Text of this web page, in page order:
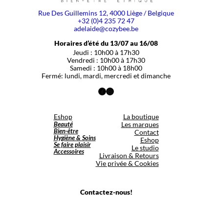
Rue Des Guillemins 12, 4000 Liège / Belgique
+32 (0)4 235 72 47
adelaide@cozybee.be
Horaires d’été du 13/07 au 16/08
Jeudi : 10h00 à 17h30
Vendredi : 10h00 à 17h30
Samedi : 10h00 à 18h00
Fermé: lundi, mardi, mercredi et dimanche
Facebook
Instagram
Eshop
Beauté
Bien-être
Hygiène & Soins
Se faire plaisir
Accessoires
La boutique
Les marques
Contact
Eshop
Le studio
Livraison & Retours
Vie privée & Cookies
Contactez-nous!